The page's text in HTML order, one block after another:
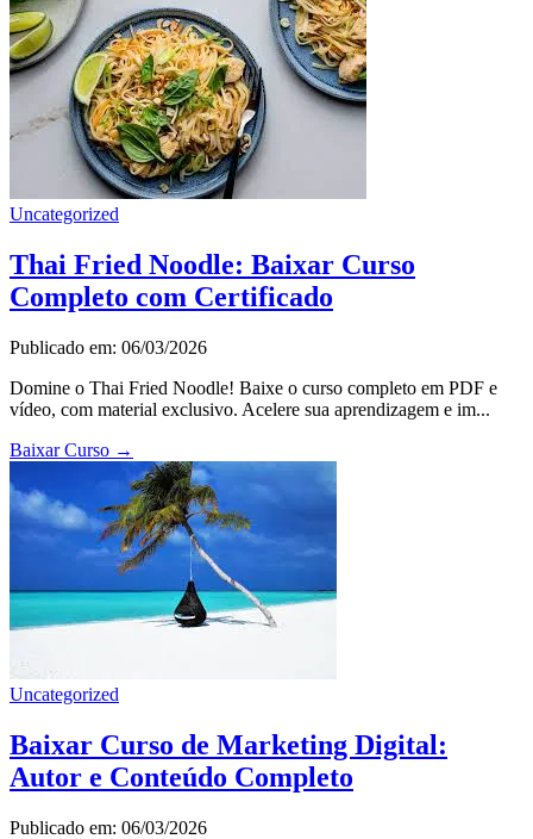
Uncategorized
Thai Fried Noodle: Baixar Curso
Completo com Certificado
Publicado em: 06/03/2026
Domine o Thai Fried Noodle! Baixe o curso completo em PDF e
vídeo, com material exclusivo. Acelere sua aprendizagem e im...
Baixar Curso →
Uncategorized
Baixar Curso de Marketing Digital:
Autor e Conteúdo Completo
Publicado em: 06/03/2026